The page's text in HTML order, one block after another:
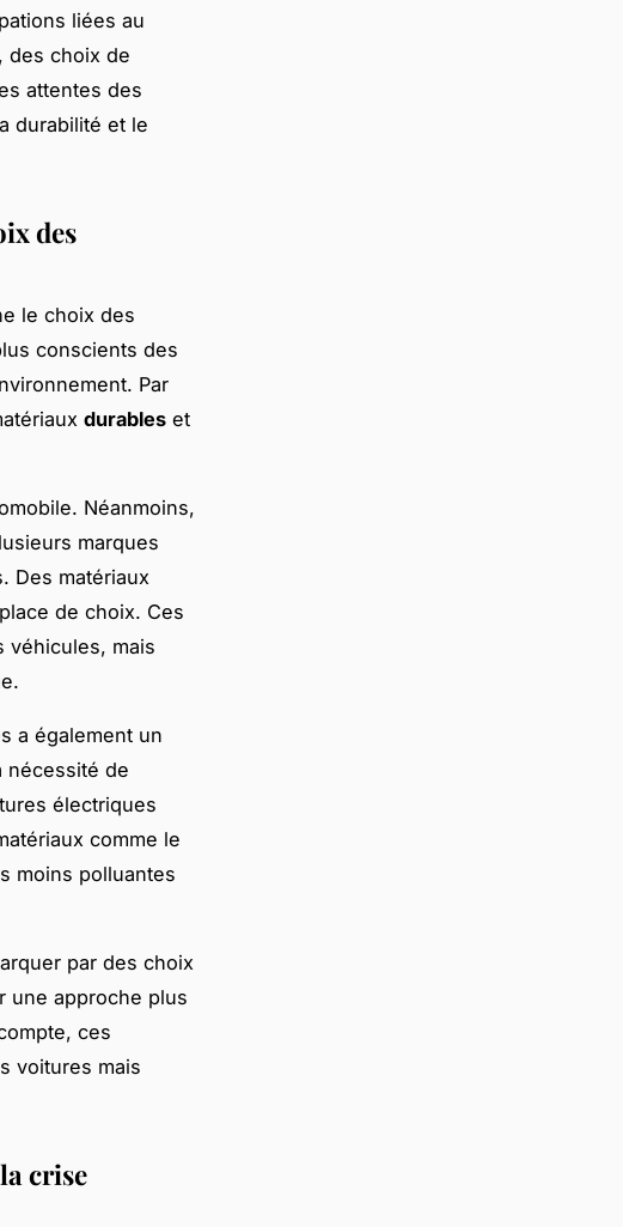
liées au
des choix de
attentes des
durabilité et le
des
le choix des
conscients des
Par
durables et
Néanmoins,
marques
Des matériaux
de choix. Ces
véhicules, mais
a également un
nécessité de
électriques
comme le
moins polluantes
par des choix
une approche plus
ces
voitures mais
crise